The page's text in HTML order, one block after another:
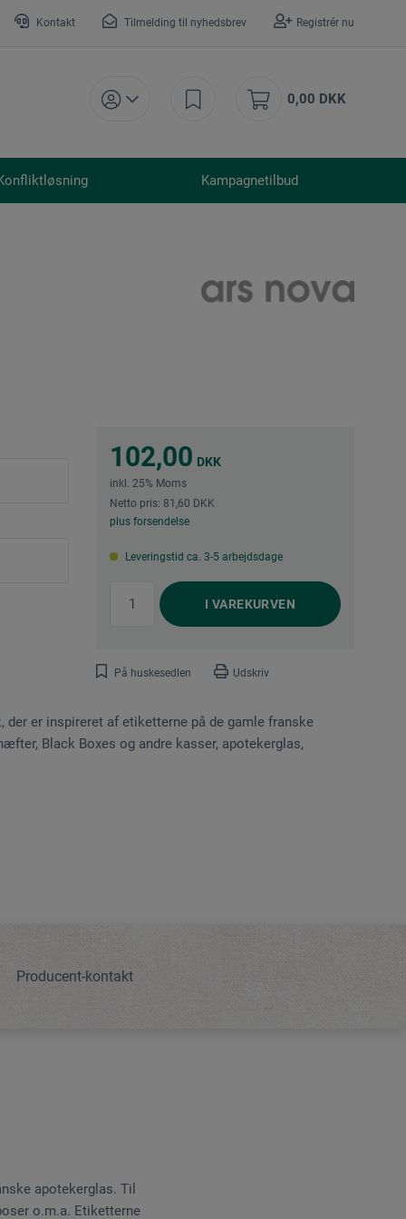
Kontakt Tilmelding til nyhedsbrev Registrér nu
0,00 DKK
Kampagnetilbud
102,00 DKK
inkl. 25% Moms
Netto pris: 81,60 DKK
plus forsendelse
Leveringstid ca. 3-5 arbejdsdage
I VAREKURVEN
På huskesedlen Udskriv
er inspireret af etiketterne på de gamle franske
Black Boxes og andre kasser, apotekerglas,
Producent-kontakt
apotekerglas. Til
o.m.a. Etiketterne